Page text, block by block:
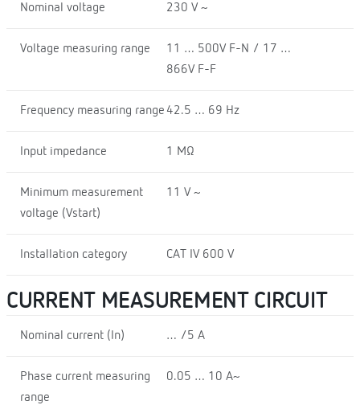
Nominal voltage 230 V ~
Voltage measuring range
11 … 500V F-N / 17 …
866V F-F
Frequency measuring range 42.5 … 69 Hz
Input impedance 1 MΩ
Minimum measurement
voltage (Vstart)
11 V ~
Installation category CAT IV 600 V
CURRENT MEASUREMENT CIRCUIT
Nominal current (In) … /5 A
Phase current measuring
range
0.05 … 10 A~